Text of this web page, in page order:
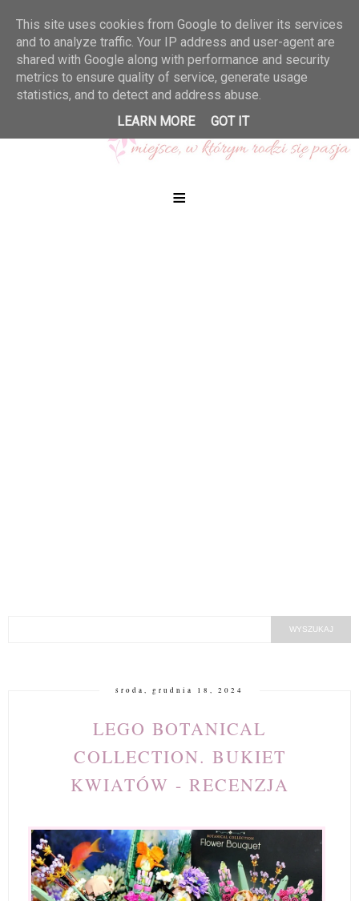
≡
środa, grudnia 18, 2024
LEGO BOTANICAL
COLLECTION. BUKIET
KWIATÓW - RECENZJA
This site uses cookies from Google to deliver its services
and to analyze traffic. Your IP address and user-agent are
shared with Google along with performance and security
metrics to ensure quality of service, generate usage
statistics, and to detect and address abuse.
LEARN MORE
GOT IT